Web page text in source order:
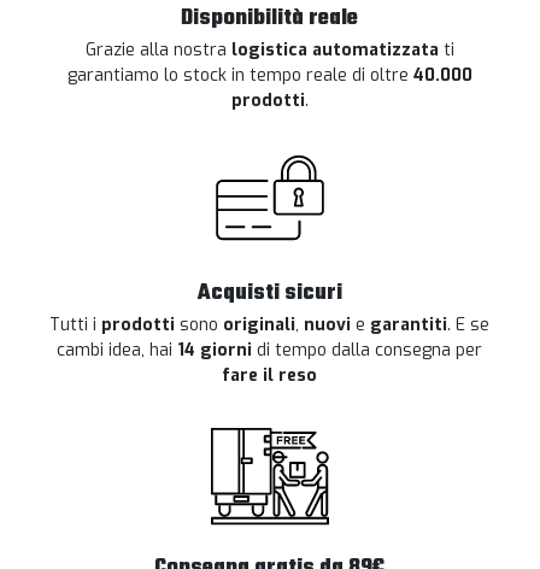
Disponibilità reale
Grazie alla nostra logistica automatizzata ti
garantiamo lo stock in tempo reale di oltre 40.000
prodotti.
Acquisti sicuri
Tutti i prodotti sono originali, nuovi e garantiti. E se
cambi idea, hai 14 giorni di tempo dalla consegna per
fare il reso